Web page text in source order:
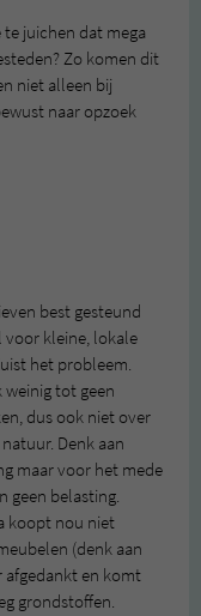
juichen dat mega
Zo komen dit
niet alleen bij
naar opzoek
best gesteund
voor kleine, lokale
het probleem.
tot geen
dus ook niet over
Denk aan
maar voor het mede
geen belasting.
koopt nou niet
(denk aan
afgedankt en komt
grondstoffen.